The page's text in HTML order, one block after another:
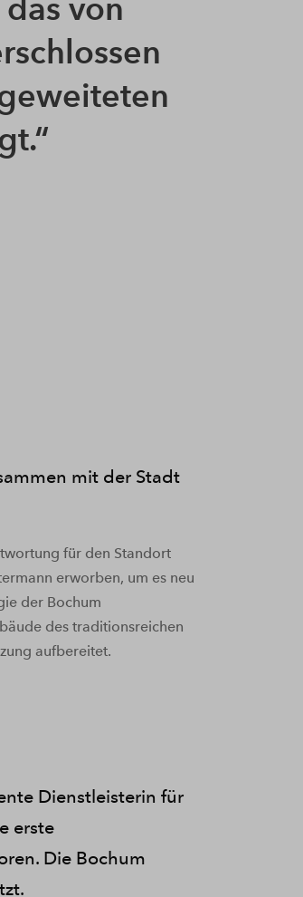
von
mit der Stadt
für den Standort
erworben, um es neu
der Bochum
des traditionsreichen
aufbereitet.
Dienstleisterin für
erste
Die Bochum